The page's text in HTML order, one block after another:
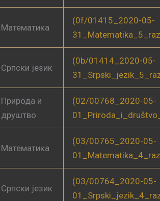
Математика
(0f/01415_2020-05-
Српски језик
(0b/01414_2020-05-
Природа и
друштво
(02/00768_2020-05-
Математика
(03/00765_2020-05-
Српски језик
(03/00764_2020-05-